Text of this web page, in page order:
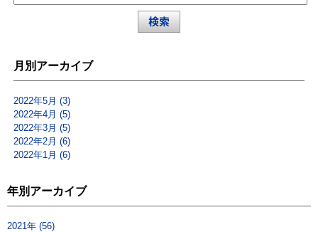
月別アーカイブ
2022年5月 (3)
2022年4月 (5)
2022年3月 (5)
2022年2月 (6)
2022年1月 (6)
年別アーカイブ
2021年 (56)